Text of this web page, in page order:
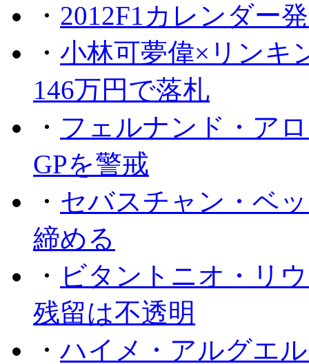
・ 2012F1カレンダー
・ 小林可夢偉×リンキ
146万円で落札
・ フェルナンド・ア
GPを警戒
・ セバスチャン・ベ
締める
・ ビタントニオ・リ
残留は不透明
・ハイメ・アルグエ